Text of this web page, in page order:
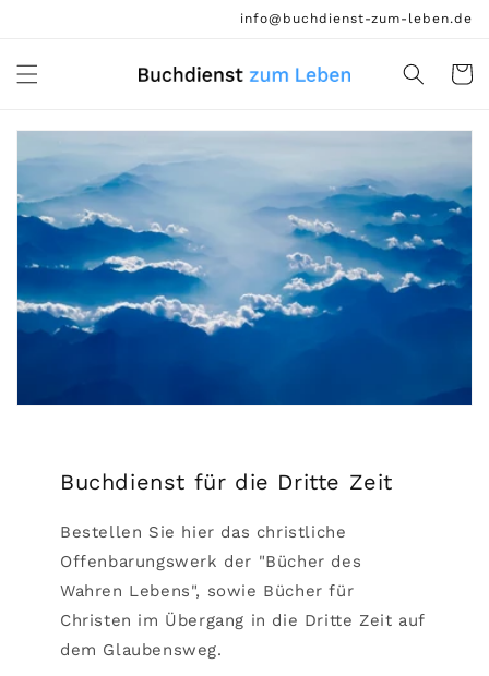
info@buchdienst-zum-leben.de
Buchdienst für die Dritte Zeit
Bestellen Sie hier das christliche
Offenbarungswerk der "Bücher des
Wahren Lebens", sowie Bücher für
Christen im Übergang in die Dritte Zeit auf
dem Glaubensweg.